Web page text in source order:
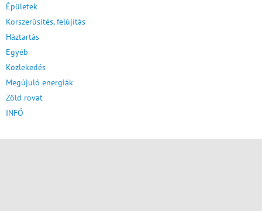
Épületek
Korszerűsítés, felújítás
Háztartás
Egyéb
Közlekedés
Megújuló energiák
Zöld rovat
INFÓ